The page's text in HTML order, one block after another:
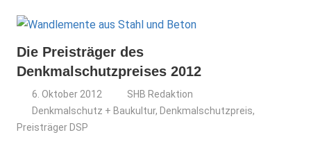
Die Preisträger des
Denkmalschutzpreises 2012
6. Oktober 2012
SHB Redaktion
Denkmalschutz + Baukultur, Denkmalschutzpreis,
Preisträger DSP